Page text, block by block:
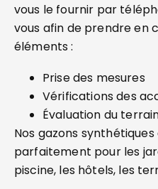
vous le fournir par
vous afin de prendre en
éléments :
Prise des mesures
Vérifications des
Évaluation du
Nos gazons
parfaitement pour les
piscine, les hôtels, les